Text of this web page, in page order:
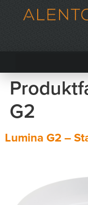
G2
Lumina G2 –